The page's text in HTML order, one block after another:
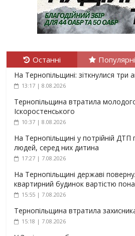
Останні Популярні
На Тернопільщині: зіткнулися три
13:17 | 8.08.2026
Тернопільщина втратила
Іскоростенського
10:37 | 8.08.2026
На Тернопільщині у потрійній
людей, серед них дитина
17:27 | 7.08.2026
На Тернопільщині державі
квартирний будинок вартістю
15:55 | 7.08.2026
Тернопільщина втратила
15:18 | 7.08.2026